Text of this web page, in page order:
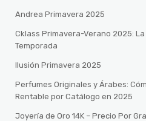
Andrea Primavera 2025
Cklass Primavera-Verano 2025:
Temporada
Ilusión Primavera 2025
Perfumes Originales y Árabes:
Rentable por Catálogo en 2025
Joyería de Oro 14K – Precio Por